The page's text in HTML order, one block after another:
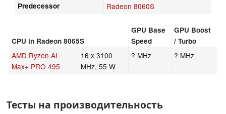
Predecessor Radeon 8060S
CPU in Radeon 8065S
GPU Base
Speed
GPU Boost
/ Turbo
AMD Ryzen AI
Max+ PRO 495
16 x 3100
MHz, 55 W
? MHz ? MHz
Тесты на производительность